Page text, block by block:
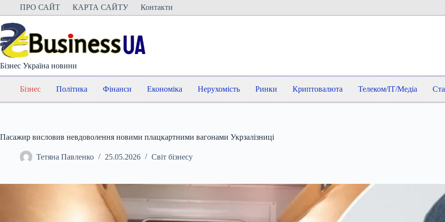
Перейти
вмісту
ПРО САЙТ КАРТА САЙТУ Контакти
Бізнес Україна новини
Бізнес Політика Фінанси Економіка Нерухомість Ринки Криптовалюта Телеком/IT/Медіа
Пасажир висловив невдоволення новими плацкартними вагонами Укрзалізниці
Тетяна Павленко 25.05.2026 Світ бізнесу